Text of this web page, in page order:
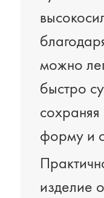
можно
быстро
форму и
изделие